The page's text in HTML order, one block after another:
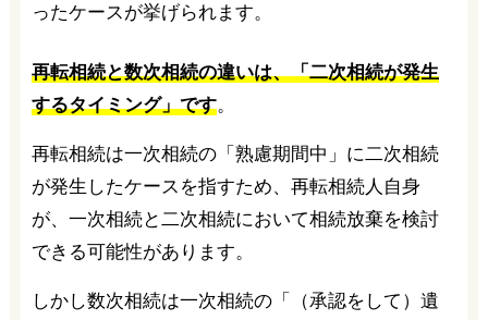
ったケースが挙げられます。
再転相続と数次相続の違いは、「二次相続が発生
するタイミング」です。
再転相続は一次相続の「熟慮期間中」に二次相続
が発生したケースを指すため、再転相続人自身
が、一次相続と二次相続において相続放棄を検討
できる可能性があります。
しかし数次相続は一次相続の「（承認をして）遺